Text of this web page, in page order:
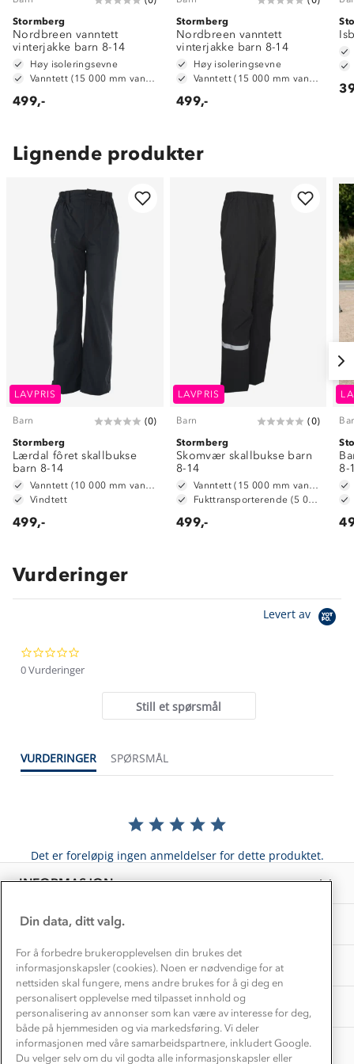
Stormberg
Nordbreen vanntett
vinterjakke barn 8-14
Høy isoleringsevne
499,-
Stormberg
Nordbreen vanntett
vinterjakke barn 8-14
Høy isoleringsevne
499,-
Lignende produkter
LAVPRIS
Barn (0)
Stormberg
Lærdal fôret skallbukse
barn 8-14
Vindtett
499,-
LAVPRIS
Barn (0)
Stormberg
Skomvær skallbukse barn
8-14
499,-
8-
Vurderinger
Levert av
star
0 Vurderinger
Still et spørsmål
VURDERINGER SPØRSMÅL
Det er foreløpig ingen anmeldelser for dette produktet.
INFORMASJON
Kundeservice
Kundeklubb
Bedrift, barnehage og SFO
Presse
OM OSS
Klima og miljø
1% til samfunnet
Samarbeide med oss?
TIPS OG RÅD
Trelagsprinsippet barn
Alt du trenger til Norgesferien
Gravidklær
Vask og vedlikehold
EL-retur
Store størrelser
Turmat oppskrifter
Beredskap
AKTIVITETER
Få turinspirasjon og tips her⛰
Overnatte utendørs⛺
Leirskole 🥾
Barnehageansatt
Tips til hyttetur
Din data, ditt valg.
For å forbedre brukeropplevelsen din brukes det
informasjonskapsler (cookies). Noen er nødvendige for at
nettsiden skal fungere, mens andre brukes for å gi deg en
personalisert opplevelse med tilpasset innhold og
personalisering av annonser som kan være av interesse for deg,
både på hjemmesiden og via markedsføring. Vi deler
informasjonen med våre samarbeidspartnere, inkludert Google.
Du velger selv om du vil godta alle informasjonskapsler eller